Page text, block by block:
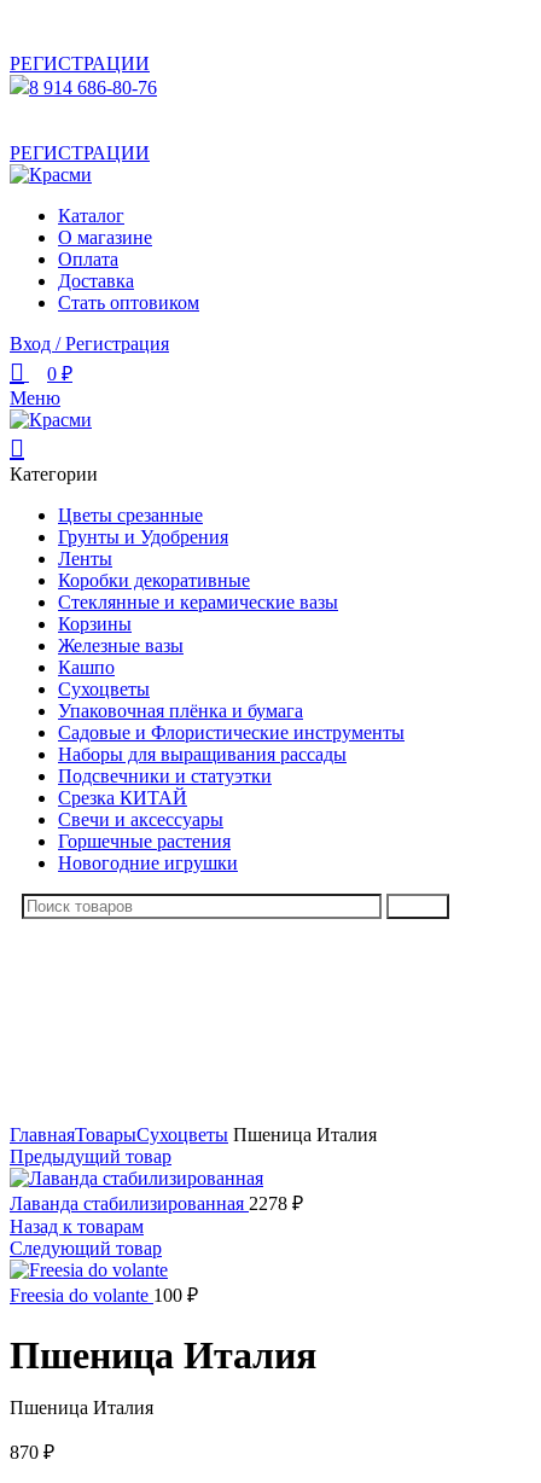
РЕГИСТРАЦИИ
8 914 686-80-76
РЕГИСТРАЦИИ
Каталог
О магазине
Оплата
Доставка
Стать оптовиком
Вход / Регистрация
0 ₽
Меню
Категории
Цветы срезанные
Грунты и Удобрения
Ленты
Коробки декоративные
Стеклянные и керамические вазы
Корзины
Железные вазы
Кашпо
Сухоцветы
Упаковочная плёнка и бумага
Садовые и Флористические инструменты
Наборы для выращивания рассады
Подсвечники и статуэтки
Срезка КИТАЙ
Свечи и аксессуары
Горшечные растения
Новогодние игрушки
ГлавнаяТоварыСухоцветы Пшеница Италия
Предыдущий товар
Лаванда стабилизированная 2278 ₽
Назад к товарам
Следующий товар
Freesia do volante 100 ₽
Пшеница Италия
Пшеница Италия
870 ₽